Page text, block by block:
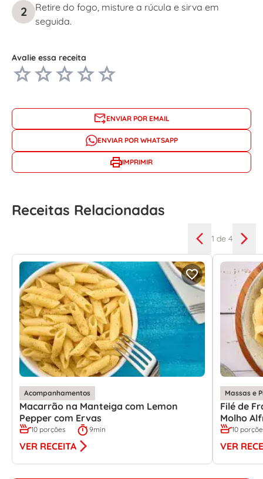
2
Retire do fogo, misture a rúcula e sirva em
seguida.
Avalie essa receita
ENVIAR POR EMAIL
ENVIAR POR WHATSAPP
IMPRIMIR
Receitas Relacionadas
1 de 4
Acompanhamentos
Macarrão na Manteiga com Lemon
Pepper com Ervas
10 porções 9min
VER RECEITA
Massas e
Filé de
Molho
10
VER